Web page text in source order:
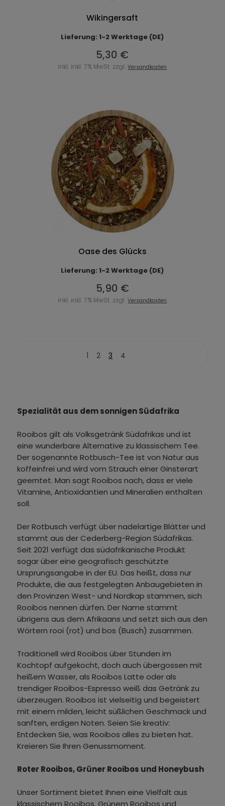
Wikingersaft
Lieferung: 1-2 Werktage (DE)
5,30 €
inkl. inkl. 7% MwSt. zzgl.Versandkosten
Oase des Glücks
Lieferung: 1-2 Werktage (DE)
5,90 €
inkl. inkl. 7% MwSt. zzgl.Versandkosten
1 2 3 4
Spezialität aus dem sonnigen Südafrika
Rooibos gilt als Volksgetränk Südafrikas und ist
eine wunderbare Alternative zu klassischem Tee.
Der sogenannte Rotbusch-Tee ist von Natur aus
koffeinfrei und wird vom Strauch einer Ginsterart
geerntet. Man sagt Rooibos nach, dass er viele
Vitamine, Antioxidantien und Mineralien enthalten
soll.
Der Rotbusch verfügt über nadelartige Blätter und
stammt aus der Cederberg-Region Südafrikas.
Seit 2021 verfügt das südafrikanische Produkt
sogar über eine geografisch geschützte
Ursprungsangabe in der EU. Das heißt, dass nur
Produkte, die aus festgelegten Anbaugebieten in
den Provinzen West- und Nordkap stammen, sich
Rooibos nennen dürfen. Der Name stammt
übrigens aus dem Afrikaans und setzt sich aus den
Wörtern rooi (rot) und bos (Busch) zusammen.
Traditionell wird Rooibos über Stunden im
Kochtopf aufgekocht, doch auch übergossen mit
heißem Wasser, als Rooibos Latte oder als
trendiger Rooibos-Espresso weiß das Getränk zu
überzeugen. Rooibos ist vielseitig und begeistert
mit einem milden, leicht süßlichen Geschmack und
sanften, erdigen Noten. Seien Sie kreativ:
Entdecken Sie, was Rooibos alles zu bieten hat.
Kreieren Sie Ihren Genussmoment.
Roter Rooibos, Grüner Rooibos und Honeybush
Unser Sortiment bietet Ihnen eine Vielfalt aus
klassischem Rooibos, Grünem Rooibos und